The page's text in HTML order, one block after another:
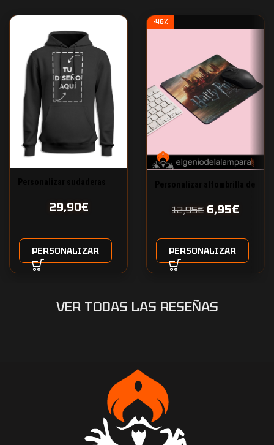
29,90€
PERSONALIZAR
-46%
12,95€ 6,95€
PERSONALIZAR
VER TODAS LAS RESEÑAS